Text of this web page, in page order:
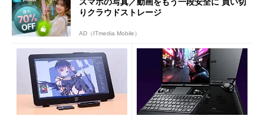
スマホの写真／動画をもう一段安全に 買い切
りクラウドストレージ
AD（ITmedia Mobile）